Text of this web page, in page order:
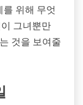
위해 무엇
그녀뿐만
것을 보여줄